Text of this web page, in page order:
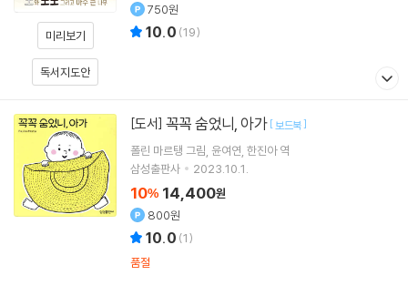
미리보기
독서지도안
750원
10.0 (19)
[도서] 꼭꼭 숨었니, 아가 [ 보드북]
폴린 마르탱 그림 윤여연 한진아역
삼성출판사
2023.10.1.
10% 14,400원
800원
10.0 (1)
품절